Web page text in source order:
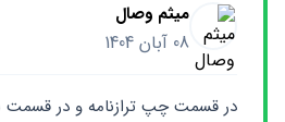
میثم وصال
08 آبان 1404